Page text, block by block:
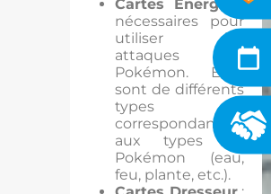
Cartes Énergie
:
nécessaires pour
utiliser les
attaques des
Pokémon. Elles
sont de différents
types
correspondant
aux types de
Pokémon (eau,
feu, plante, etc.).